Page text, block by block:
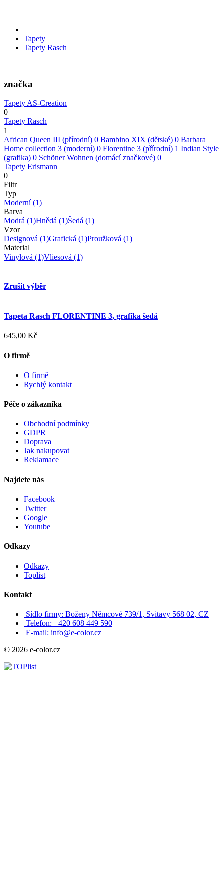
Tapety
Tapety Rasch
značka
Tapety AS-Creation
0
Tapety Rasch
1
African Queen III (přírodní) 0 Bambino XIX (dětské) 0 Barbara
Home collection 3 (moderní) 0 Florentine 3 (přírodní) 1 Indian Style
(grafika) 0 Schöner Wohnen (domácí značkové) 0
Tapety Erismann
0
Filtr
Typ
Moderní(1)
Barva
Modrá (1)Hnědá (1)Šedá (1)
Vzor
Designová (1)Grafická (1)Proužková (1)
Material
Vinylová (1)Vliesová (1)
Zrušit výběr
Tapeta Rasch FLORENTINE 3, grafika šedá
645,00 Kč
O firmě
O firmě
Rychlý kontakt
Péče o zákazníka
Obchodní podmínky
GDPR
Doprava
Jak nakupovat
Reklamace
Najdete nás
Facebook
Twitter
Google
Youtube
Odkazy
Odkazy
Toplist
Kontakt
Sídlo firmy: Boženy Němcové 739/1, Svitavy 568 02, CZ
Telefon: +420 608 449 590
E-mail: info@e-color.cz
© 2026 e-color.cz